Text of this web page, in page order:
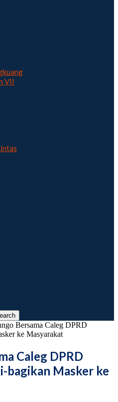
VII
Bersama Caleg DPRD
ke Masyarakat
Caleg DPRD
bagikan Masker ke